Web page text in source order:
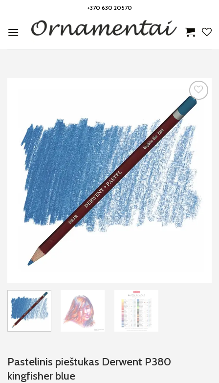
content
+370 630 20570
Noriu!
Pastelinis pieštukas Derwent P380
kingfisher blue